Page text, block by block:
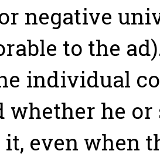
negative
to the
individual
whether he
even when